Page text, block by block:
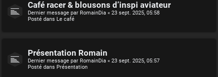
Café racer & blousons d’inspi aviateur
Dernier message par RomainDia « 23 sept. 2025, 05:58
Posté dans Le café
Présentation Romain
Dernier message par RomainDia « 23 sept. 2025, 05:57
Posté dans Présentation